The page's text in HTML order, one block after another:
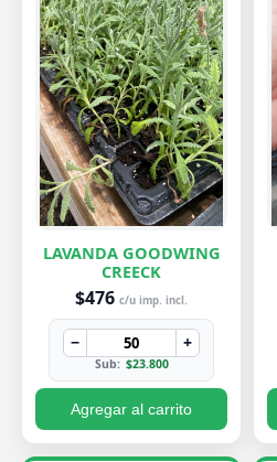
LAVANDA GOODWING
CREECK
$476 c/u imp. incl.
− +
Sub: $23.800
Agregar al carrito